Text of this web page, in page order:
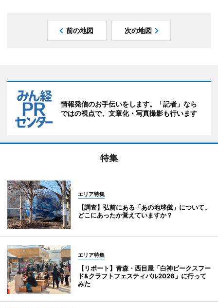
前の地図 次の地図
情報発信のお手伝いをします。「記者」なら
ではの視点で、文章化・写真撮影も行います
特集
エリア特集
【調査】弘前にある「あの地球儀」について。
どこにあったか覚えていますか？
エリア特集
【リポート】青森・西目屋「白神ピークスフー
ド&クラフトフェスティバル2026」に行って
みた